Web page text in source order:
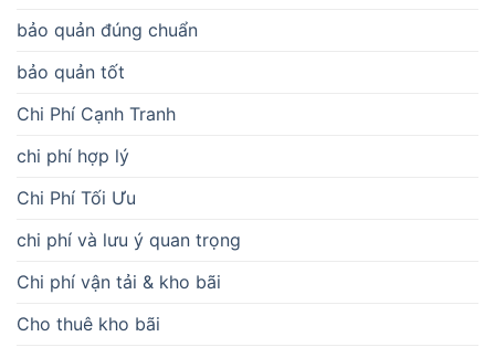
bảo quản đúng chuẩn
bảo quản tốt
Chi Phí Cạnh Tranh
chi phí hợp lý
Chi Phí Tối Ưu
chi phí và lưu ý quan trọng
Chi phí vận tải & kho bãi
Cho thuê kho bãi